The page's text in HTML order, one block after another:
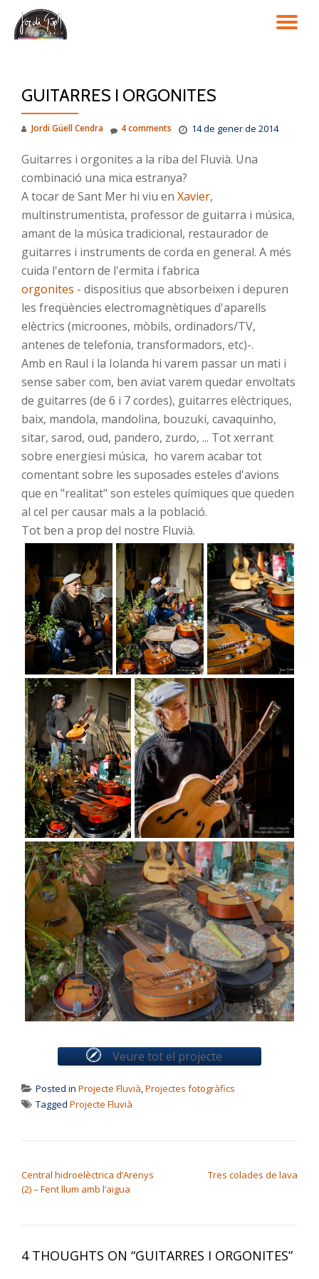
Skip
GUITARRES I ORGONITES
Jordi Güell Cendra 14 de gener de 2014
4 comments
Guitarres i orgonites a la riba del Fluvià. Una
combinació una mica estranya?
A tocar de Sant Mer hi viu en Xavier,
multinstrumentista, professor de guitarra i música,
amant de la música tradicional, restaurador de
guitarres i instruments de corda en general. A més
cuida l'entorn de l'ermita i fabrica
orgonites - dispositius que absorbeixen i depuren
les freqüències electromagnètiques d'aparells
elèctrics (microones, mòbils, ordinadors/TV,
antenes de telefonia, transformadors, etc)-.
Amb en Raul i la Iolanda hi varem passar un mati i
sense saber com, ben aviat varem quedar envoltats
de guitarres (de 6 i 7 cordes), guitarres elèctriques,
baix, mandola, mandolina, bouzuki, cavaquinho,
sitar, sarod, oud, pandero, zurdo, ... Tot xerrant
sobre energiesi música, ho varem acabar tot
comentant sobre les suposades esteles d'avions
que en "realitat" son esteles químiques que queden
al cel per causar mals a la població.
Tot ben a prop del nostre Fluvià.
Veure tot el projecte
Posted in Projecte Fluvià,Projectes fotogràfics
Tagged Projecte Fluvià
Central hidroelèctrica d’Arenys
(2) – Fent llum amb l’aigua
Tres colades de lava
4 THOUGHTS ON “GUITARRES I ORGONITES”